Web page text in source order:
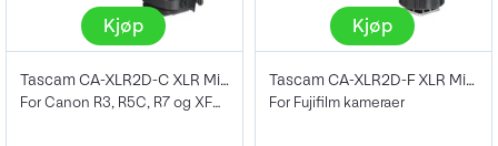
Kjøp
Tascam CA-XLR2D-C XLR Mikrofonadapte
For Canon R3, R5C, R7 og XF605
Kjøp
Tascam CA-XLR2D-F XLR Mikrofonadapter
For Fujifilm kameraer